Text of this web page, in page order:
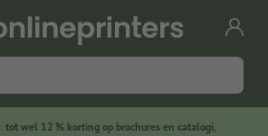
tot wel 12 % korting op brochures en catalogi,